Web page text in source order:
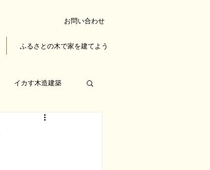
お問い合わせ
ふるさとの木で家を建てよう
イカす木造建築